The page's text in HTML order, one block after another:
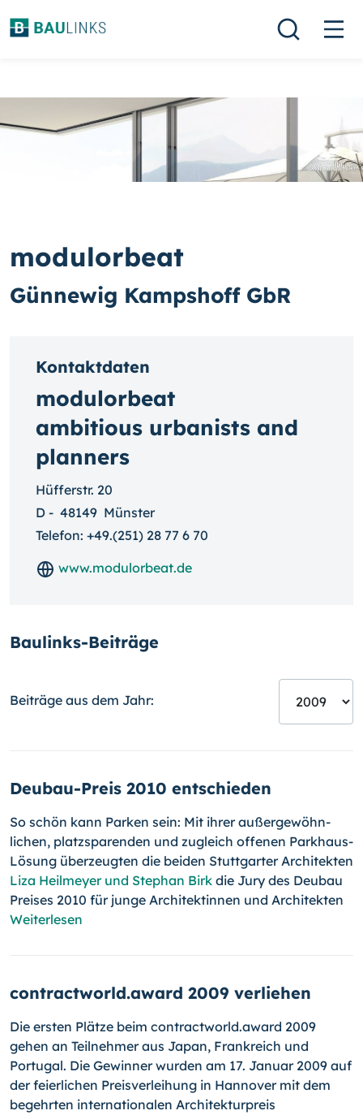
modulorbeat
Günnewig Kampshoff GbR
Kontaktdaten
modulorbeat
ambitious urbanists and
planners
Hüfferstr. 20
D - 48149 Münster
Telefon: +49.(251) 28 77 6 70
www.modulorbeat.de
Baulinks-Beiträge
Beiträge aus dem Jahr:
Deubau-Preis 2010 entschieden
So schön kann Parken sein: Mit ihrer außer­ge­wöhn­
lichen, platzsparenden und zugleich offenen Parkhaus-
Lösung überzeugten die beiden Stuttgarter Architekten
Liza Heilmeyer und Stephan Birk die Jury des Deubau
Preises 2010 für junge Architektinnen und Architekten
Weiterlesen
contractworld.award 2009 verliehen
Die ersten Plätze beim contractworld.award 2009
gehen an Teilnehmer aus Japan, Frankreich und
Portugal. Die Gewinner wurden am 17. Januar 2009 auf
der feierlichen Preisverleihung in Hannover mit dem
begehrten internationalen Architekturpreis